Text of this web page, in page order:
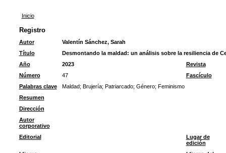
Inicio
Registro
Autor
Valentín Sánchez, Sarah
Título
Desmontando la maldad: un análisis sobre la resiliencia de
Año
2023
Revista
Número
47
Fascículo
Palabras clave
Maldad; Brujería; Patriarcado; Género; Feminismo
Resumen
Dirección
Autor
corporativo
Editorial
Lugar de
edición